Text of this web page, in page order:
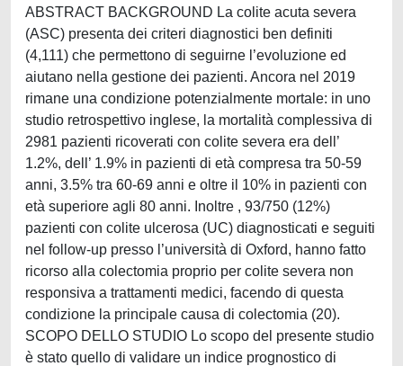
ABSTRACT BACKGROUND La colite acuta severa
(ASC) presenta dei criteri diagnostici ben definiti
(4,111) che permettono di seguirne l’evoluzione ed
aiutano nella gestione dei pazienti. Ancora nel 2019
rimane una condizione potenzialmente mortale: in uno
studio retrospettivo inglese, la mortalità complessiva di
2981 pazienti ricoverati con colite severa era dell’
1.2%, dell’ 1.9% in pazienti di età compresa tra 50-59
anni, 3.5% tra 60-69 anni e oltre il 10% in pazienti con
età superiore agli 80 anni. Inoltre , 93/750 (12%)
pazienti con colite ulcerosa (UC) diagnosticati e seguiti
nel follow-up presso l’università di Oxford, hanno fatto
ricorso alla colectomia proprio per colite severa non
responsiva a trattamenti medici, facendo di questa
condizione la principale causa di colectomia (20).
SCOPO DELLO STUDIO Lo scopo del presente studio
è stato quello di validare un indice prognostico di